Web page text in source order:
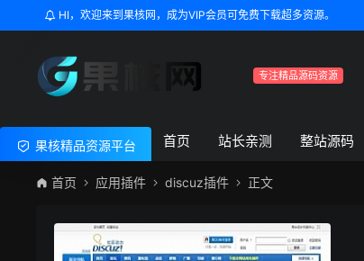
HI，欢迎来到果核网，成为VIP会员可免费下载超多资源。
专注精品源码资源
果核精品资源平台 首页 站长亲测 整站源码
首页 应用插件 discuz插件 正文